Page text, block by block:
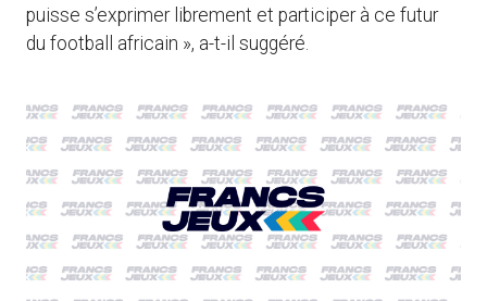
puisse s’exprimer librement et participer à ce futur
du football africain », a-t-il suggéré.